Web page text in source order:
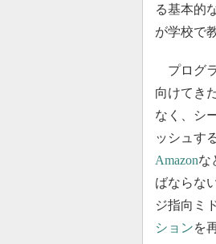
る基本的
が学校で
プログ
向けてき
なく、シ
ッシュす
Amazonな
ばならな
ジ指向ミ
ションを